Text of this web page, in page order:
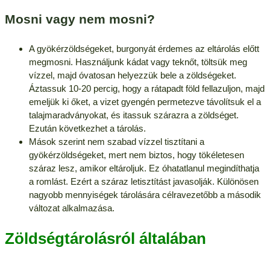
Mosni vagy nem mosni?
A gyökérzöldségeket, burgonyát érdemes az eltárolás előtt
megmosni. Használjunk kádat vagy teknőt, töltsük meg
vízzel, majd óvatosan helyezzük bele a zöldségeket.
Áztassuk 10-20 percig, hogy a rátapadt föld fellazuljon, majd
emeljük ki őket, a vizet gyengén permetezve távolítsuk el a
talajmaradványokat, és itassuk szárazra a zöldséget.
Ezután következhet a tárolás.
Mások szerint nem szabad vízzel tisztítani a
gyökérzöldségeket, mert nem biztos, hogy tökéletesen
száraz lesz, amikor eltároljuk. Ez óhatatlanul megindíthatja
a romlást. Ezért a száraz letisztítást javasolják. Különösen
nagyobb mennyiségek tárolására célravezetőbb a második
változat alkalmazása.
Zöldségtárolásról általában